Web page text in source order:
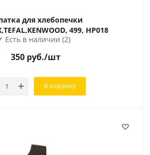
для хлебопечки
499, HP018
Есть в наличии (2)
350руб./шт
В корзину